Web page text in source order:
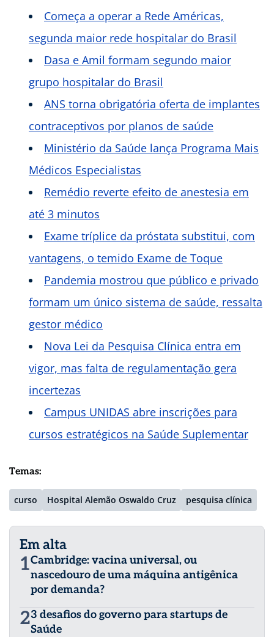
Começa a operar a Rede Américas,
segunda maior rede hospitalar do Brasil
Dasa e Amil formam segundo maior
grupo hospitalar do Brasil
ANS torna obrigatória oferta de implantes
contraceptivos por planos de saúde
Ministério da Saúde lança Programa Mais
Médicos Especialistas
Remédio reverte efeito de anestesia em
até 3 minutos
Exame tríplice da próstata substitui, com
vantagens, o temido Exame de Toque
Pandemia mostrou que público e privado
formam um único sistema de saúde, ressalta
gestor médico
Nova Lei da Pesquisa Clínica entra em
vigor, mas falta de regulamentação gera
incertezas
Campus UNIDAS abre inscrições para
cursos estratégicos na Saúde Suplementar
Temas:
curso Hospital Alemão Oswaldo Cruz pesquisa clínica
Em alta
1Cambridge: vacina universal, ou
nascedouro de uma máquina antigênica
por demanda?
23 desafios do governo para startups de
Saúde